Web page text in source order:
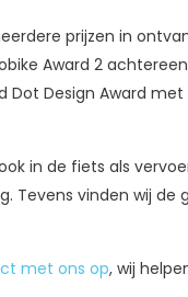
prijzen in
Award 2
Design Award met
in de fiets als
Tevens vinden wij de
met ons op, wij